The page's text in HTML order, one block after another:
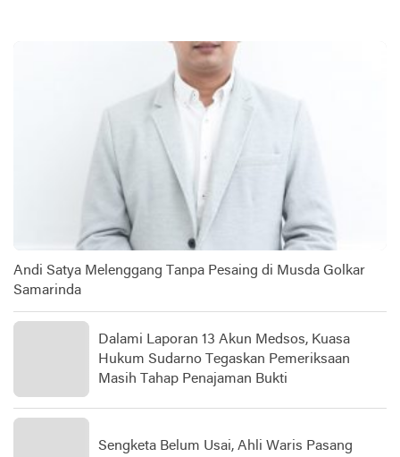
Andi Satya Melenggang Tanpa Pesaing di Musda Golkar
Samarinda
Dalami Laporan 13 Akun Medsos, Kuasa
Hukum Sudarno Tegaskan Pemeriksaan
Masih Tahap Penajaman Bukti
Sengketa Belum Usai, Ahli Waris Pasang